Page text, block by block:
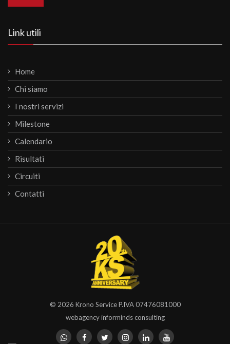
Link utili
Home
Chi siamo
I nostri servizi
Milestone
Calendario
Risultati
Circuiti
Contatti
© 2026 Krono ServiceP.IVA 07476081000
webagency informinds consulting